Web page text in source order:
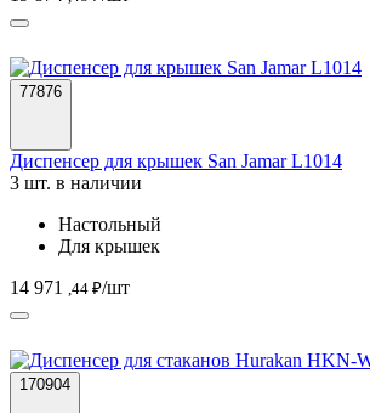
77876
Диспенсер для крышек San Jamar L1014
3 шт. в наличии
Настольный
Для крышек
14 971 ,44 ₽/шт
170904